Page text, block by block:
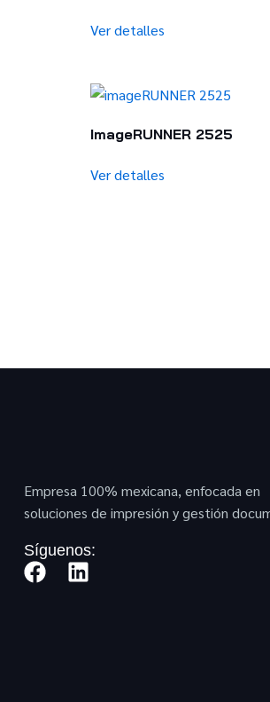
Ver detalles
ImageRUNNER 2525
Ver detalles
Empresa 100% mexicana, enfocada en
soluciones de impresión y gestión
Síguenos: